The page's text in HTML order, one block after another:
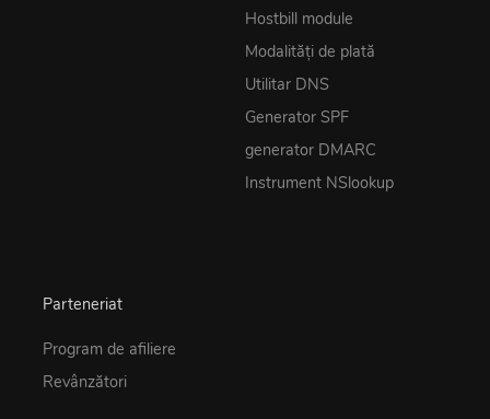
Hostbill module
Modalități de plată
Utilitar DNS
Generator SPF
generator DMARC
Instrument NSlookup
Parteneriat
Program de afiliere
Revânzători